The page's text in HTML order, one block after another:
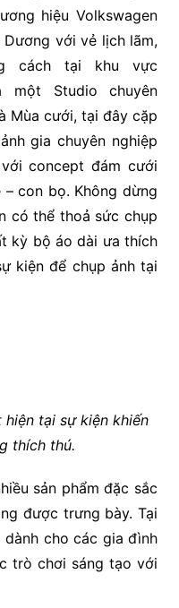
hiệu Volkswagen
với vẻ lịch lãm,
cách tại khu vực
một Studio chuyên
Mùa cưới, tại đây cặp
gia chuyên nghiệp
concept đám cưới
– con bọ. Không dừng
có thể thoả sức chụp
kỳ bộ áo dài ưa thích
kiện để chụp ảnh tại
tại sự kiện khiến
thích thú.
sản phẩm đặc sắc
được trưng bày. Tại
cho các gia đình
trò chơi sáng tạo với